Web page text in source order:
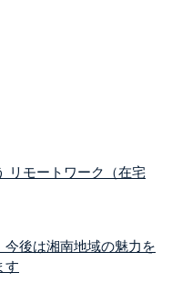
リモートワーク（在宅
後は湘南地域の魅力を
す